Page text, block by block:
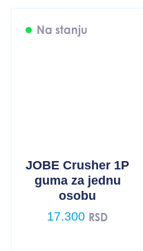
Na stanju
JOBE Crusher 1P
guma za jednu
osobu
17.300 RSD